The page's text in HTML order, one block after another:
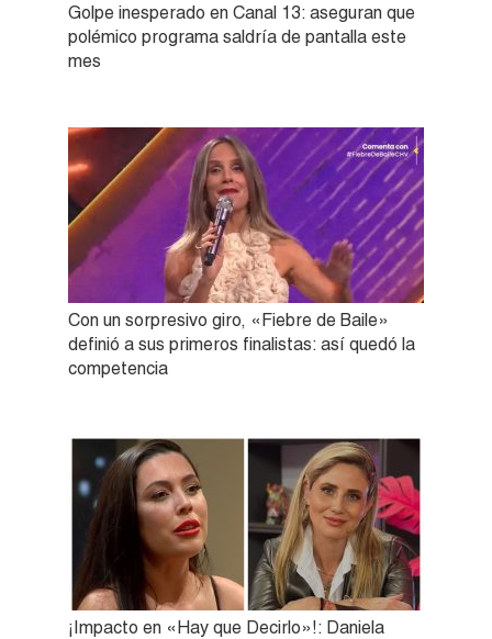
Golpe inesperado en Canal 13: aseguran que
polémico programa saldría de pantalla este
mes
Con un sorpresivo giro, «Fiebre de Baile»
definió a sus primeros finalistas: así quedó la
competencia
¡Impacto en «Hay que Decirlo»!: Daniela